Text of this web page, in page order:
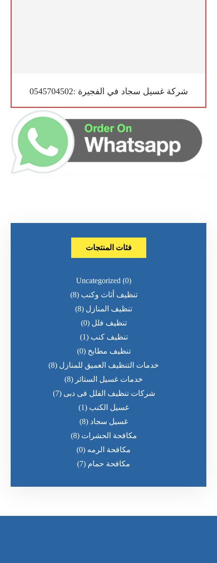
شركة غسيل سجاد في الفجيرة :0545704502
فئات المنتجات
Uncategorized (0)
تنظيف أثاث وكنب (8)
تنظيف المنازل (8)
تنظيف فلل (0)
تنظيف كنب (1)
تنظيف مطابخ (0)
خدمات التنظيف العميق للمنازل (8)
خدمات غسيل الستائر (8)
شركات تنظيف الفلل فى دبى (7)
غسيل الكنب (1)
غسيل سجاد (8)
مكافحة الحشرات (8)
مكافحة الرمه (0)
مكافحة حمام (7)